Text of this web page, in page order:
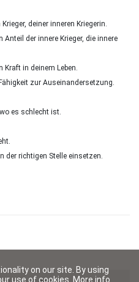
deiner inneren Kriegerin.
Anteil der innere Krieger, die innere
in deinem Leben.
zur Auseinandersetzung.
es schlecht ist.
der richtigen Stelle einsetzen.
on our site. By using
use of cookies. More info